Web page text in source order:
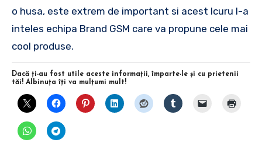
o husa, este extrem de important si acest lcuru l-a
inteles echipa Brand GSM care va propune cele mai
cool produse.
Dacă ţi-au fost utile aceste informaţii, împarte-le şi cu prietenii
tăi! Albinuţa îţi va mulţumi mult!